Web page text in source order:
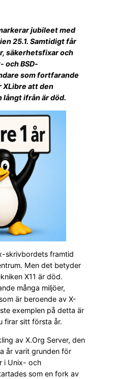
jubileet med
25.1. Samtidigt får
säkerhetsfixar och
och BSD-
som fortfarande
XLibre att den
ifrån är död.
skrivbordets framtid
Men det betyder
X11 är död.
många miljöer,
är beroende av X-
exemplen på detta är
firar sitt första år.
av X.Org Server, den
år varit grunden för
i Unix- och
som en fork av